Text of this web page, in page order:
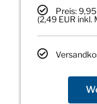
Preis:
(2,49 EUR inkl.